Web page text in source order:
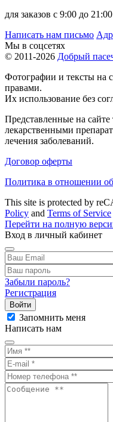
для заказов с 9:00 до 21:00
Написать нам письмо
Мы в соцсетях
© 2011-2026 Добрый
Фотографии и тексты на
правами.
Их использование без
Представленные на
лекарственными
лечения заболеваний.
Договор оферты
Политика в отношении
This site is protected by
Policy and Terms of Service
Перейти на полную
Вход в личный кабинет
Забыли пароль?
Регистрация
Войти
Запомнить меня
Написать нам